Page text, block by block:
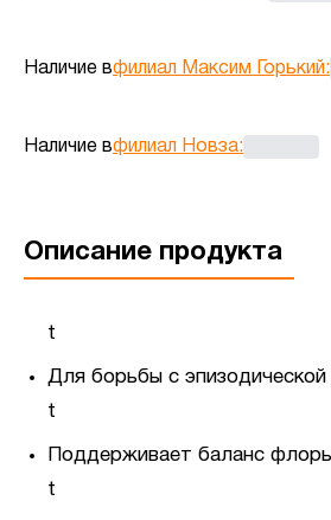
Наличие вфилиал Максим Горький:
Наличие вфилиал Новза:
Описание продукта
t
Для борьбы с эпизодической
t
Поддерживает баланс
t